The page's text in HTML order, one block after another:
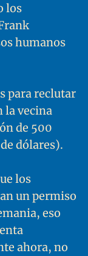
los
humanos
para reclutar
la vecina
de 500
dólares).
los
un permiso
eso
ahora, no